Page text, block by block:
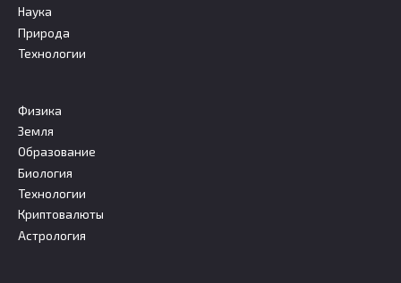
Наука
Природа
Технологии
Физика
Земля
Образование
Биология
Технологии
Криптовалюты
Астрология